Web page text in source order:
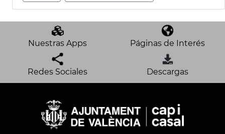
Nuestras Apps Páginas de Interés
Redes Sociales Descargas